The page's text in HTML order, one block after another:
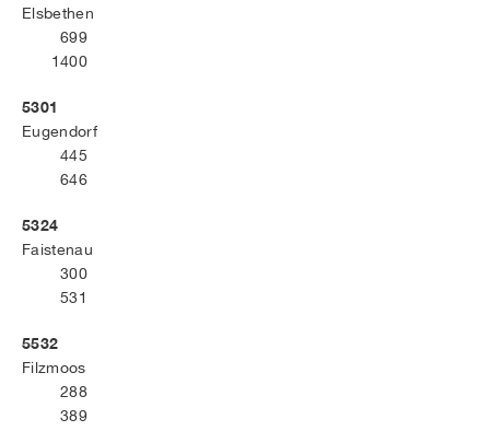
Elsbethen
699
1400
5301
Eugendorf
445
646
5324
Faistenau
300
531
5532
Filzmoos
288
389